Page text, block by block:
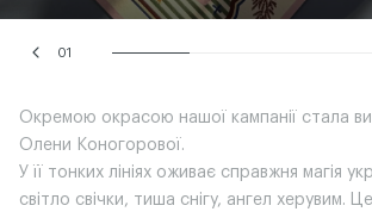
01
Окремою окрасою нашої кампанії стала
Олени Коногорової.
У її тонких лініях оживає справжня магія
світло свічки, тиша снігу, ангел херувим.